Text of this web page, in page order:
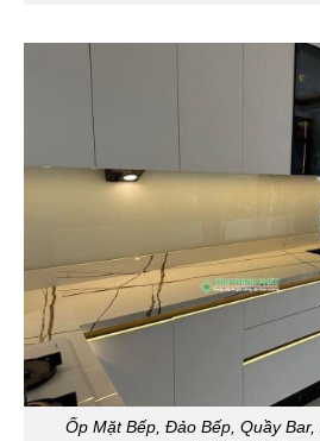
Ốp Mặt Bếp, Đảo Bếp, Quầy